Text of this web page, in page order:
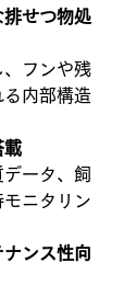
せつ物処
、フンや残
内部構造
載
ータ、飼
ニタリン
ンス性向